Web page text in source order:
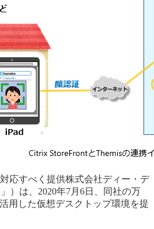
応すべく提供株式会社ディー・デ
）は、2020年7月6日、同社の万
用した仮想デスクトップ環境を提